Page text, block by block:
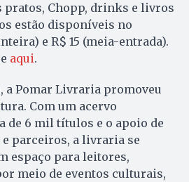
pratos, Chopp, drinks e livros
estão disponíveis no
e R$ 15 (meia-entrada).
aqui.
a Pomar Livraria promoveu
Com um acervo
de 6 mil títulos e o apoio de
parceiros, a livraria se
espaço para leitores,
meio de eventos culturais,